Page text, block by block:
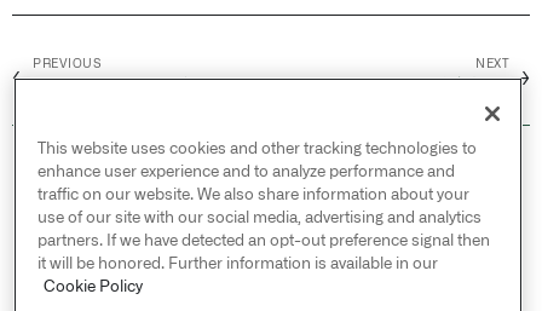
←
PREVIOUS NEXT
→
© 2026 Palantir Technologies Inc. All rights
reserved.
Cookies Statement ↗
Privacy Statement ↗
Terms of Use ↗
This website uses cookies and other tracking technologies to
enhance user experience and to analyze performance and
traffic on our website. We also share information about your
use of our site with our social media, advertising and analytics
partners. If we have detected an opt-out preference signal then
it will be honored. Further information is available in our
Cookie Policy